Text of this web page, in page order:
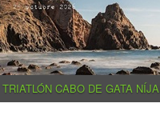
CABO DE GATA NÍJAR